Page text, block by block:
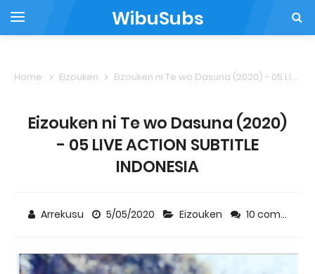
WibuSubs
Home Eizouken Eizouken ni Te wo Dasuna (2020) - 05 LIVE ACTION SUBTITLE INDONESIA
Eizouken ni Te wo Dasuna (2020)
- 05 LIVE ACTION SUBTITLE
INDONESIA
Arrekusu 5/05/2020 Eizouken 10 comments